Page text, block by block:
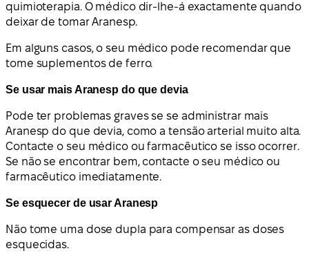
quimioterapia. O médico dir-lhe-á exactamente quando
deixar de tomar Aranesp.
Em alguns casos, o seu médico pode recomendar que
tome suplementos de ferro.
Se usar mais Aranesp do que devia
Pode ter problemas graves se se administrar mais
Aranesp do que devia, como a tensão arterial muito alta.
Contacte o seu médico ou farmacêutico se isso ocorrer.
Se não se encontrar bem, contacte o seu médico ou
farmacêutico imediatamente.
Se esquecer de usar Aranesp
Não tome uma dose dupla para compensar as doses
esquecidas.